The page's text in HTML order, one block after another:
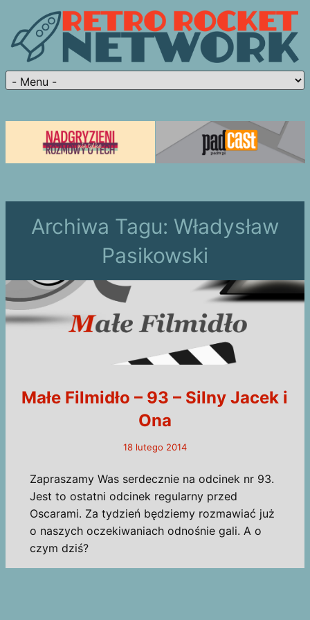
Archiwa Tagu: Władysław
Pasikowski
Małe Filmidło – 93 – Silny Jacek i
Ona
18 lutego 2014
Zapraszamy Was serdecznie na odcinek nr 93.
Jest to ostatni odcinek regularny przed
Oscarami. Za tydzień będziemy rozmawiać już
o naszych oczekiwaniach odnośnie gali. A o
czym dziś?